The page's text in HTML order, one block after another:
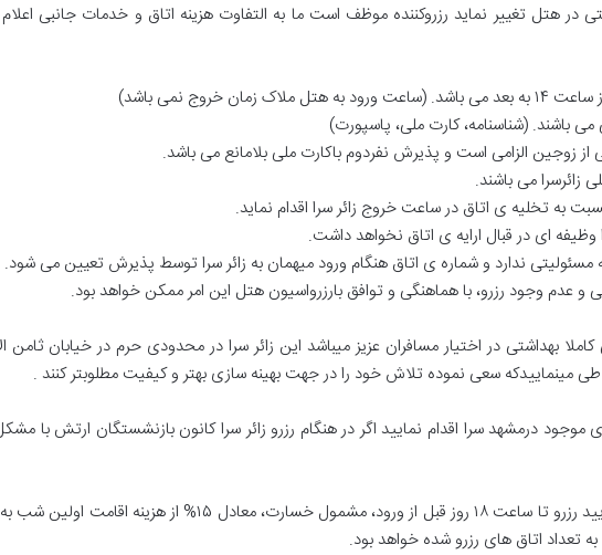
در هتل تغییر نماید رزروکننده موظف است ما به التفاوت هزینه اتاق و خدمات جانبی
باشند. (شناسنامه، کارت ملی، پاسپورت)
الزامی است و پذیرش نفردوم باکارت ملی بلامانع می باشد.
زائرسرا می باشند.
تخلیه ی اتاق در ساعت خروج زائر سرا اقدام نماید.
ندارد و شماره ی اتاق هنگام ورود میهمان به زائر سرا توسط پذیرش تعیین می شود.
عدم وجود رزرو، با هماهنگی و توافق بارزرواسیون هتل این امر ممکن خواهد بود.
بهداشتی در اختیار مسافران عزیز میباشد این زائر سرا در محدودی حرم در خیابان ثامن
موجود درمشهد سرا اقدام نمایید اگر در هنگام رزرو زائر سرا کانون بازنشستگان ارتش با
تغییر تاریخ اقامت، تغییر نام رزرو کننده و لغو رزرو از لحظه تایید رزرو تا ساعت ۱۸ روز قبل از ورود، مشمول